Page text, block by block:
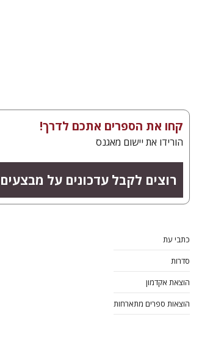
קחו את הספרים אתכם לדרך!
הורידו את יישום מאגנס
רוצים לקבל עדכונים על
כתבי עת
סדרות
הוצאת אקדמון
הוצאות ספרים מתארחות